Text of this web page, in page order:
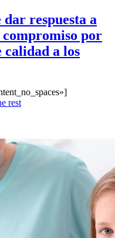
respuesta a
compromiso por
calidad a los
rest